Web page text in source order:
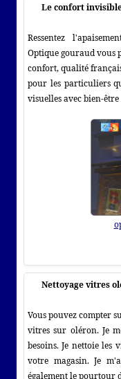
Le confort
Ressentez
Optique gouraud vous
confort, qualité
pour les particuliers
visuelles avec bien-être
Nettoyage vitres
Vous pouvez compter
vitres sur oléron. Je
besoins. Je nettoie les
votre magasin. Je
également le pourtour